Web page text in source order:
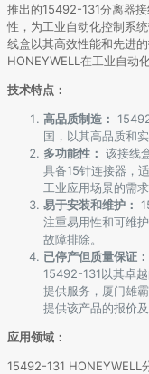
推出的15492-131分离器
性，为工业自动化控制系
线盒以其高效性能和先进
HONEYWELL在工业自动
技术特点：
高品质制造：
国，以其高品质和
多功能性： 该接线
具备15针连接器，
工业应用场景的需求
易于安装和维护：
注重易用性和可维
故障排除。
已停产但质量保证：
15492-131以其卓
提供服务，厦门雄
提供该产品的报价及
应用领域：
15492-131 HONEYWELL